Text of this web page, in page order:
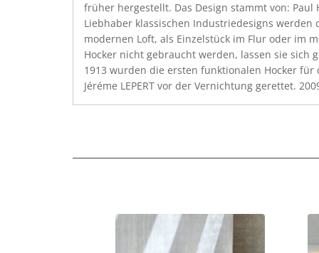
früher hergestellt. Das Design stammt von: Paul
Liebhaber klassischen Industriedesigns
modernen Loft, als Einzelstück im Flur oder im
Hocker nicht gebraucht werden, lassen sie sich
1913 wurden die ersten funktionalen Hocker
Jéréme LEPERT vor der Vernichtung gerettet.